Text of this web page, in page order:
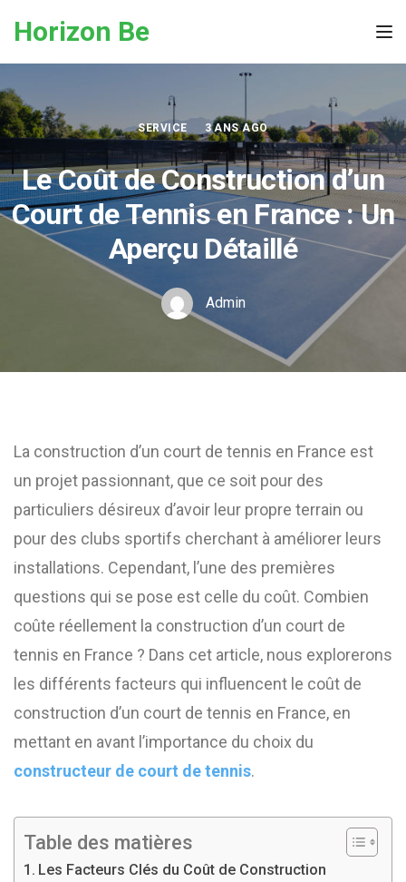
Horizon Be
SERVICE 3 ANS AGO
Le Coût de Construction d’un
Court de Tennis en France : Un
Aperçu Détaillé
Admin
La construction d’un court de tennis en France est
un projet passionnant, que ce soit pour des
particuliers désireux d’avoir leur propre terrain ou
pour des clubs sportifs cherchant à améliorer leurs
installations. Cependant, l’une des premières
questions qui se pose est celle du coût. Combien
coûte réellement la construction d’un court de
tennis en France ? Dans cet article, nous explorerons
les différents facteurs qui influencent le coût de
construction d’un court de tennis en France, en
mettant en avant l’importance du choix du
constructeur de court de tennis.
Table des matières
Les Facteurs Clés du Coût de Construction